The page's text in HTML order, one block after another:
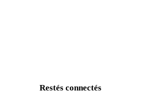
Restés connectés